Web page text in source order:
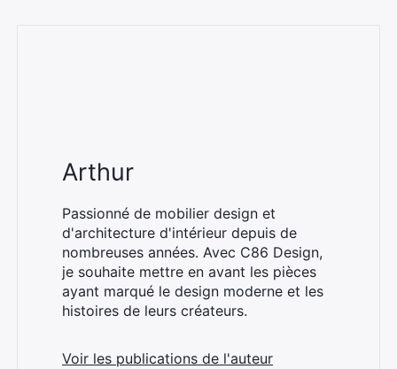
Arthur
Passionné de mobilier design et
d'architecture d'intérieur depuis de
nombreuses années. Avec C86 Design,
je souhaite mettre en avant les pièces
ayant marqué le design moderne et les
histoires de leurs créateurs.
Voir les publications de l'auteur